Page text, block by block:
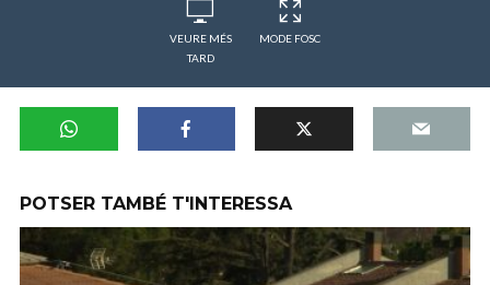
VEURE MÉS
TARD
MODE FOSC
POTSER TAMBÉ T'INTERESSA